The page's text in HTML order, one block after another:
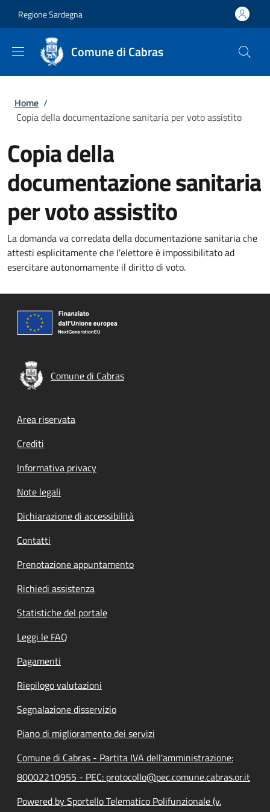
Regione Sardegna
Comune di Cabras
Briciole di pane
Home /
Copia della documentazione sanitaria per voto assistito
Copia della
documentazione sanitaria
per voto assistito
La domanda va corredata della documentazione sanitaria che
attesti esplicitamente che l'elettore è impossibilitato ad
esercitare autonomamente il diritto di voto.
Comune di Cabras
Footer menu
Area riservata
Crediti
Informativa privacy
Note legali
Dichiarazione di accessibilità
Contatti
Prenotazione appuntamento
Richiedi assistenza
Statistiche del portale
Leggi le FAQ
Pagamenti
Riepilogo valutazioni
Segnalazione disservizio
Piano di miglioramento dei servizi
Comune di Cabras - Partita IVA dell'amministrazione:
80002210955 - PEC: protocollo@pec.comune.cabras.or.it
Powered by Sportello Telematico Polifunzionale (v.